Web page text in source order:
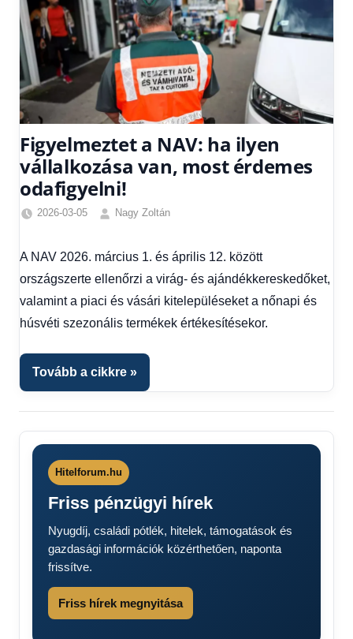
Figyelmeztet a NAV: ha ilyen
vállalkozása van, most érdemes
odafigyelni!
2026-03-05
Nagy Zoltán
Gazdaság
Hírek ,
Hírek
1
A NAV 2026. március 1. és április 12. között
országszerte ellenőrzi a virág- és ajándékkereskedőket,
valamint a piaci és vásári kitelepüléseket a nőnapi és
húsvéti szezonális termékek értékesítésekor.
Tovább a cikkre
Hitelforum.hu
Friss pénzügyi hírek
Nyugdíj, családi pótlék, hitelek, támogatások és
gazdasági információk közérthetően, naponta
frissítve.
Friss hírek megnyitása